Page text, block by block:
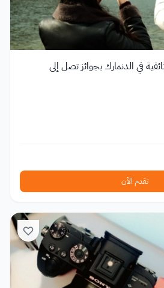
في الدنمارك بجوائز تصل إلى
تقدم الآن